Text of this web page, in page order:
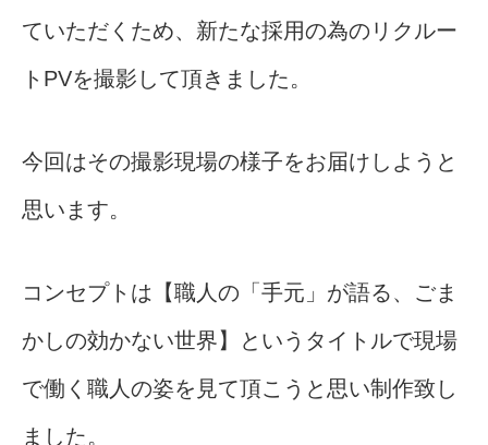
ていただくため、新たな採用の為のリクルー
トPVを撮影して頂きました。
今回はその撮影現場の様子をお届けしようと
思います。
コンセプトは【職人の「手元」が語る、ごま
かしの効かない世界】というタイトルで現場
で働く職人の姿を見て頂こうと思い制作致し
ました。